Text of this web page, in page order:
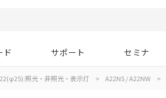
ド サポート セミナ
照光・非照光・表示灯 > A22NS / A22NW >